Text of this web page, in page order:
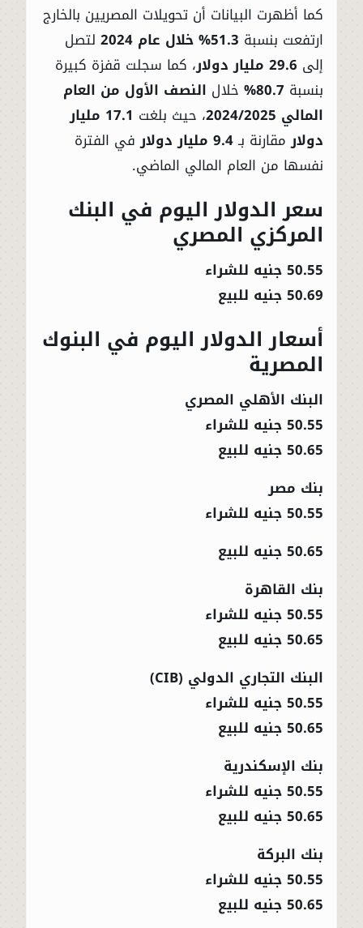
كما أظهرت البيانات أن تحويلات المصريين بالخارج
ارتفعت بنسبة 51.3% خلال عام 2024
لتصل
إلى 29.6 مليار دولار
، كما سجلت قفزة كبيرة
بنسبة 80.7% خلال النصف الأول من العام
المالي 2024/2025
، حيث بلغت
17.1 مليار
دولارمقارنة بـ9.4 مليار دولار
في الفترة
نفسها من العام المالي الماضي.
سعر الدولار اليوم في البنك
المركزي المصري
50.55 جنيه للشراء
50.69 جنيه للبيع
أسعار الدولار اليوم في البنوك
المصرية
البنك الأهلي المصري
50.55 جنيه للشراء
50.65 جنيه للبيع
بنك مصر
50.55 جنيه للشراء
50.65 جنيه للبيع
بنك القاهرة
50.55 جنيه للشراء
50.65 جنيه للبيع
البنك التجاري الدولي (CIB)
50.55 جنيه للشراء
50.65 جنيه للبيع
بنك الإسكندرية
50.55 جنيه للشراء
50.65 جنيه للبيع
بنك البركة
50.55 جنيه للشراء
50.65 جنيه للبيع